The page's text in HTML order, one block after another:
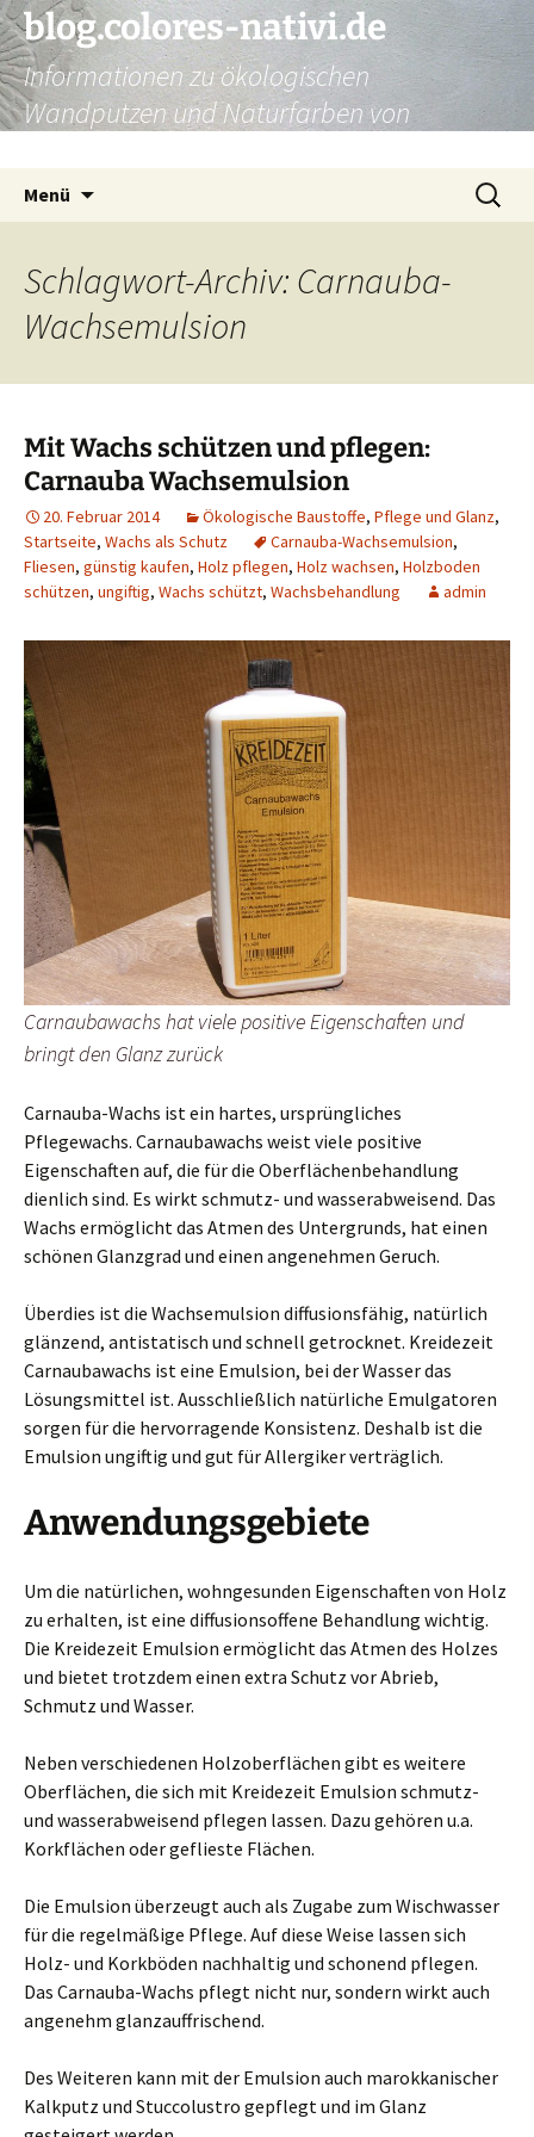
Zum
Inhalt
springen
blog.colores-nativi.de
Informationen zu ökologischen
Wandputzen und Naturfarben von
Menü
Suchen
nach:
Schlagwort-Archiv: Carnauba-
Wachsemulsion
Mit Wachs schützen und pflegen:
Carnauba Wachsemulsion
20. Februar 2014 Ökologische Baustoffe, Pflege und Glanz,
Startseite, Wachs als Schutz Carnauba-Wachsemulsion,
Fliesen, günstig kaufen, Holz pflegen, Holz wachsen, Holzboden
schützen, ungiftig, Wachs schützt, Wachsbehandlung admin
Carnaubawachs hat viele positive Eigenschaften und
bringt den Glanz zurück
Carnauba-Wachs ist ein hartes, ursprüngliches
Pflegewachs. Carnaubawachs weist viele positive
Eigenschaften auf, die für die Oberflächenbehandlung
dienlich sind. Es wirkt schmutz- und wasserabweisend. Das
Wachs ermöglicht das Atmen des Untergrunds, hat einen
schönen Glanzgrad und einen angenehmen Geruch.
Überdies ist die Wachsemulsion diffusionsfähig, natürlich
glänzend, antistatisch und schnell getrocknet. Kreidezeit
Carnaubawachs ist eine Emulsion, bei der Wasser das
Lösungsmittel ist. Ausschließlich natürliche Emulgatoren
sorgen für die hervorragende Konsistenz. Deshalb ist die
Emulsion ungiftig und gut für Allergiker verträglich.
Anwendungsgebiete
Um die natürlichen, wohngesunden Eigenschaften von Holz
zu erhalten, ist eine diffusionsoffene Behandlung wichtig.
Die Kreidezeit Emulsion ermöglicht das Atmen des Holzes
und bietet trotzdem einen extra Schutz vor Abrieb,
Schmutz und Wasser.
Neben verschiedenen Holzoberflächen gibt es weitere
Oberflächen, die sich mit Kreidezeit Emulsion schmutz-
und wasserabweisend pflegen lassen. Dazu gehören u.a.
Korkflächen oder geflieste Flächen.
Die Emulsion überzeugt auch als Zugabe zum Wischwasser
für die regelmäßige Pflege. Auf diese Weise lassen sich
Holz- und Korkböden nachhaltig und schonend pflegen.
Das Carnauba-Wachs pflegt nicht nur, sondern wirkt auch
angenehm glanzauffrischend.
Des Weiteren kann mit der Emulsion auch marokkanischer
Kalkputz und Stuccolustro gepflegt und im Glanz